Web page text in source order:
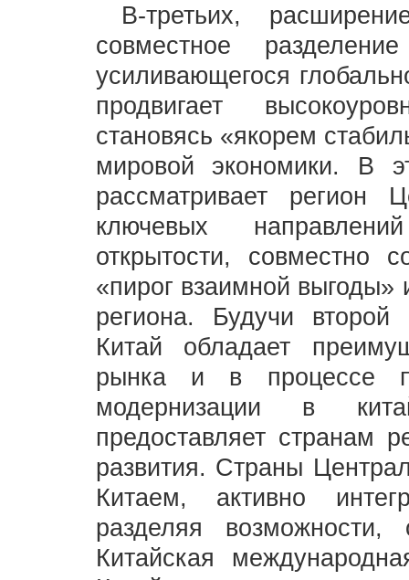
В-третьих,
совместное
усиливающегося
продвигает
становясь «якорем
мировой экономики. В
рассматривает регион
ключевых
открытости, совместно
«пирог взаимной выгоды»
региона. Будучи
Китай обладает
рынка и в процессе
модернизации в
предоставляет странам
развития. Страны
Китаем, активно
разделяя возможности,
Китайская